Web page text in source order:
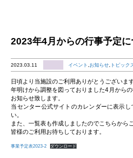
2023年4月からの行事予定に
2023.03.11 イベント お知らせ, トピック
日頃より当施設のご利用ありがとうございます
年明けから調整を図っておりました4月から
お知らせ致します。
当センター公式サイトのカレンダーに表示
い。
また、一覧表も作成しましたのでこちらから
皆様のご利用お待ちしております。
事業予定表2023-2 ダウンロード